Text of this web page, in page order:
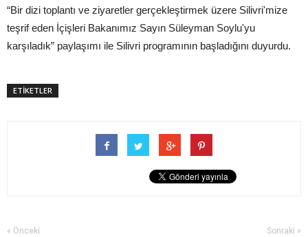
“Bir dizi toplantı ve ziyaretler gerçekleştirmek üzere Silivri'mize
teşrif eden İçişleri Bakanımız Sayın Süleyman Soylu'yu
karşıladık” paylaşımı ile Silivri programının başladığını duyurdu.
ETİKETLER
« Önceki Sonraki »